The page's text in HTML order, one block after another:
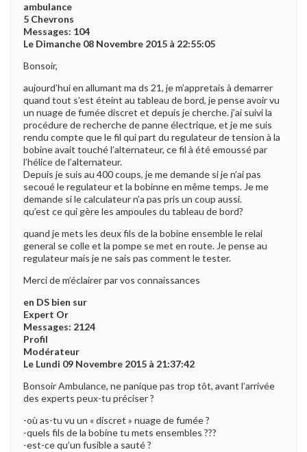
ambulance
5 Chevrons
Messages: 104
Le Dimanche 08 Novembre 2015 à 22:55:05
Bonsoir,
aujourd’hui en allumant ma ds 21, je m’appretais à demarrer
quand tout s’est éteint au tableau de bord, je pense avoir vu
un nuage de fumée discret et depuis je cherche. j’ai suivi la
procédure de recherche de panne électrique, et je me suis
rendu compte que le fil qui part du regulateur de tension à la
bobine avait touché l’alternateur, ce fil à été emoussé par
l’hélice de l’alternateur.
Depuis je suis au 400 coups, je me demande si je n’ai pas
secoué le regulateur et la bobinne en même temps. Je me
demande si le calculateur n’a pas pris un coup aussi.
qu’est ce qui gère les ampoules du tableau de bord?
quand je mets les deux fils de la bobine ensemble le relai
general se colle et la pompe se met en route. Je pense au
regulateur mais je ne sais pas comment le tester.
Merci de m’éclairer par vos connaissances
en DS bien sur
Expert Or
Messages: 2124
Profil
Modérateur
Le Lundi 09 Novembre 2015 à 21:37:42
Bonsoir Ambulance, ne panique pas trop tôt, avant l’arrivée
des experts peux-tu préciser ?
-où as-tu vu un « discret » nuage de fumée ?
-quels fils de la bobine tu mets ensembles ???
-est-ce qu’un fusible a sauté ?